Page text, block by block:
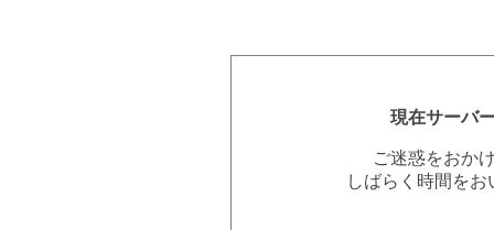
現在サーバ
ご迷惑をおか
しばらく時間を